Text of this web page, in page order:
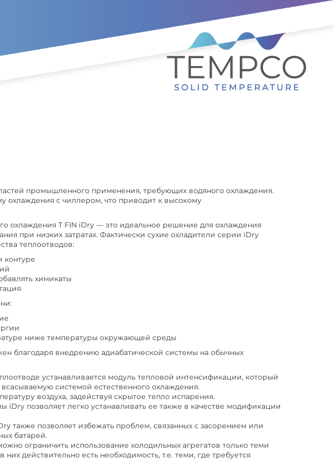
промышленного применения, требующих водяного охлаждения.
охлаждения с чиллером, что приводит к высокому
охлаждения T FIN iDry — это идеальное решение для охлаждения
при низких затратах. Фактически сухие охладители серии iDry
теплоотводов:
контуре
химикаты
ниже температуры окружающей среды
благодаря внедрению адиабатической системы на обычных
устанавливается модуль тепловой интенсификации, который
всасываемую системой естественного охлаждения.
воздуха, задействуя скрытое тепло испарения.
iDry позволяет легко устанавливать ее также в качестве модификации
также позволяет избежать проблем, связанных с засорением или
батарей.
ограничить использование холодильных агрегатов только теми
действительно есть необходимость, т.е. теми, где требуется